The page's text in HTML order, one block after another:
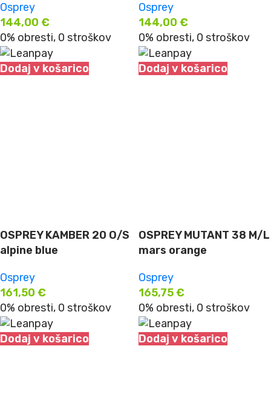
Osprey
144,00 €
0% obresti, 0 stroškov
Dodaj v košarico
Osprey
144,00 €
0% obresti, 0 stroškov
Dodaj v košarico
OSPREY KAMBER 20 O/S
alpine blue
Osprey
161,50 €
0% obresti, 0 stroškov
Dodaj v košarico
OSPREY MUTANT 38 M/L
mars orange
Osprey
165,75€
0% obresti, 0 stroškov
Dodaj v košarico